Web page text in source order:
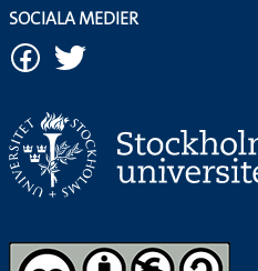
SOCIALA MEDIER